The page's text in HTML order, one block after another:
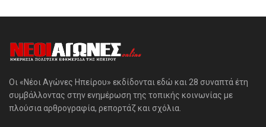
Οι «Νέοι Αγώνες Ηπείρου» εκδίδονται εδώ και 28 συναπτά έτη
συμβάλλοντας στην ενημέρωση της τοπικής κοινωνίας με
πλούσια αρθρογραφία, ρεπορτάζ και σχόλια.